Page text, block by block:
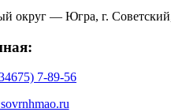
округ — Югра, г.
7-89-56